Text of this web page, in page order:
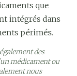
(15°C -
que
intégrés dans
périmés.
des
médicament ou
nous